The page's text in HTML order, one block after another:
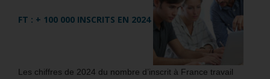
FT : + 100 000 INSCRITS EN 2024
Les chiffres de 2024 du nombre d’inscrit à France travail